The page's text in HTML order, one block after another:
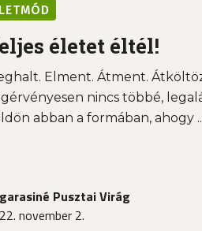
életet éltél!
Elment. Átment.
nincs többé,
abban a formában, ahogy
Pusztai Virág
november 2.